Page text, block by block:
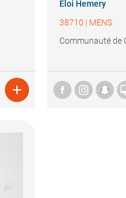

Eloi Hemery
38710 | MENS
Communauté de